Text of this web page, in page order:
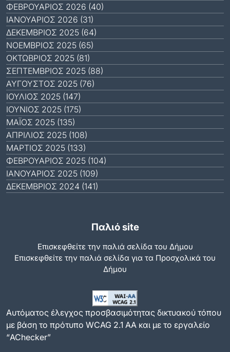
ΦΕΒΡΟΥΆΡΙΟΣ 2026 (40)
ΙΑΝΟΥΆΡΙΟΣ 2026 (31)
ΔΕΚΈΜΒΡΙΟΣ 2025 (64)
ΝΟΈΜΒΡΙΟΣ 2025 (65)
ΟΚΤΏΒΡΙΟΣ 2025 (81)
ΣΕΠΤΈΜΒΡΙΟΣ 2025 (88)
ΑΎΓΟΥΣΤΟΣ 2025 (76)
ΙΟΎΛΙΟΣ 2025 (147)
ΙΟΎΝΙΟΣ 2025 (175)
ΜΆΙΟΣ 2025 (135)
ΑΠΡΊΛΙΟΣ 2025 (108)
ΜΆΡΤΙΟΣ 2025 (133)
ΦΕΒΡΟΥΆΡΙΟΣ 2025 (104)
ΙΑΝΟΥΆΡΙΟΣ 2025 (109)
ΔΕΚΈΜΒΡΙΟΣ 2024 (141)
Παλιό site
Επισκεφθείτε την παλιά σελίδα του Δήμου
Eπισκεφθείτε την παλιά σελίδα για τα Προσχολικά του
Δήμου
Αυτόματος έλεγχος προσβασιμότητας δικτυακού τόπου
με βάση το πρότυπο WCAG 2.1 AA και με το εργαλείο
“AChecker”